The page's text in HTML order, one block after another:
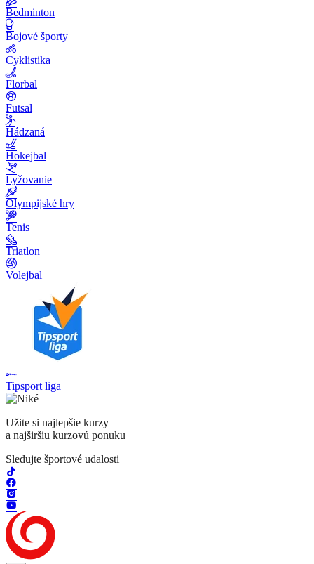
Bedminton
Bojové športy
Cyklistika
Florbal
Futsal
Hádzaná
Hokejbal
Lyžovanie
Olympijské hry
Tenis
Triatlon
Volejbal
Tipsport liga
Užite si najlepšie kurzy
a najširšiu kurzovú ponuku
Sledujte športové udalosti